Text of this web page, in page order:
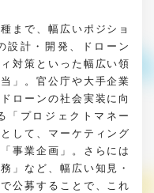
まで、幅広いポジショ
設計・開発、ドローン
対策といった幅広い領
」。官公庁や大手企業
ローンの社会実装に向
「プロジェクトマネー
して、マーケティング
事業企画」。さらには
」など、幅広い知見・
公募することで、これ